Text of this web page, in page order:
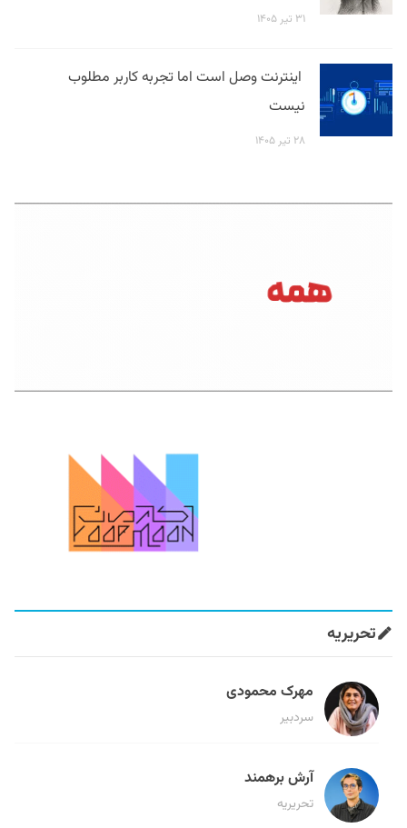
۳۱ تیر ۱۴۰۵
اینترنت وصل است اما تجربه کاربر مطلوب
نیست
۲۸ تیر ۱۴۰۵
تحریریه
مهرک محمودی
سردبیر
آرش برهمند
تحریریه